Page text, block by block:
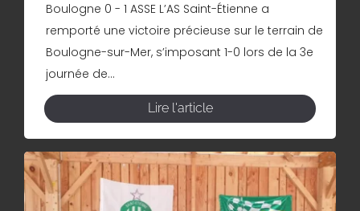
Boulogne 0 - 1 ASSE L’AS Saint-Étienne a
remporté une victoire précieuse sur le terrain de
Boulogne-sur-Mer, s’imposant 1-0 lors de la 3e
journée de...
Lire l'article